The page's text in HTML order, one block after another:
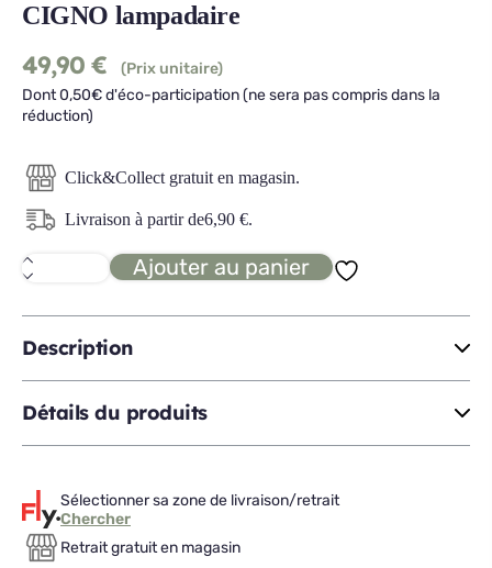
CIGNO lampadaire
49,90 €
(Prix unitaire)
Dont 0,50€ d'éco-participation (ne sera pas compris dans la
réduction)
Click&Collect gratuit en magasin.
Livraison à partir de6,90 €.
quantité
de
lampadaire
Ajouter au panier
Description
Détails du produits
Sélectionner sa zone de livraison/retrait
Chercher
Retrait gratuit en magasin